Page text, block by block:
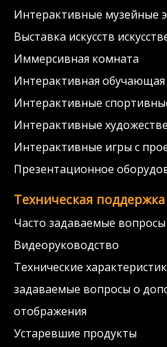
Интерактивные музейные
Выставка искусств
Иммерсивная комната
Интерактивная обучающая
Интерактивные
Интерактивные
Интерактивные игры с
Презентационное
Техническая поддержка
Часто задаваемые
Видеоруководство
Технические
задаваемые вопросы о
отображения
Устаревшие продукты